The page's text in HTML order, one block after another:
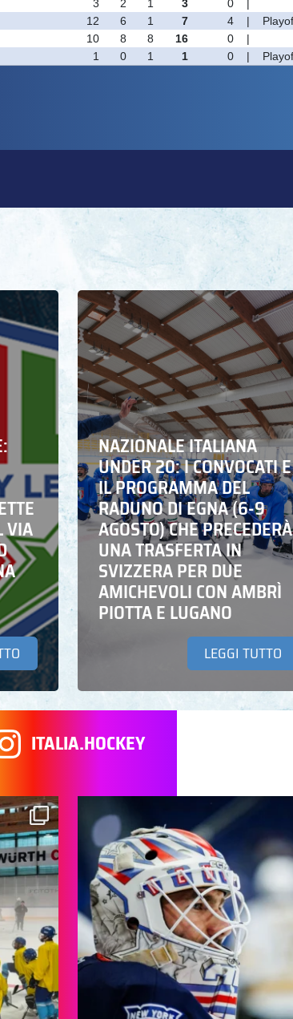
VIA
NAZIONALE ITALIANA
UNDER 20: I CONVOCATI E
IL PROGRAMMA DEL
RADUNO DI EGNA (6-9
AGOSTO) CHE PRECEDERÀ
UNA TRASFERTA IN
SVIZZERA PER DUE
AMICHEVOLI CON AMBRÌ
PIOTTA E LUGANO
LEGGI TUTTO
ITALIA.HOCKEY